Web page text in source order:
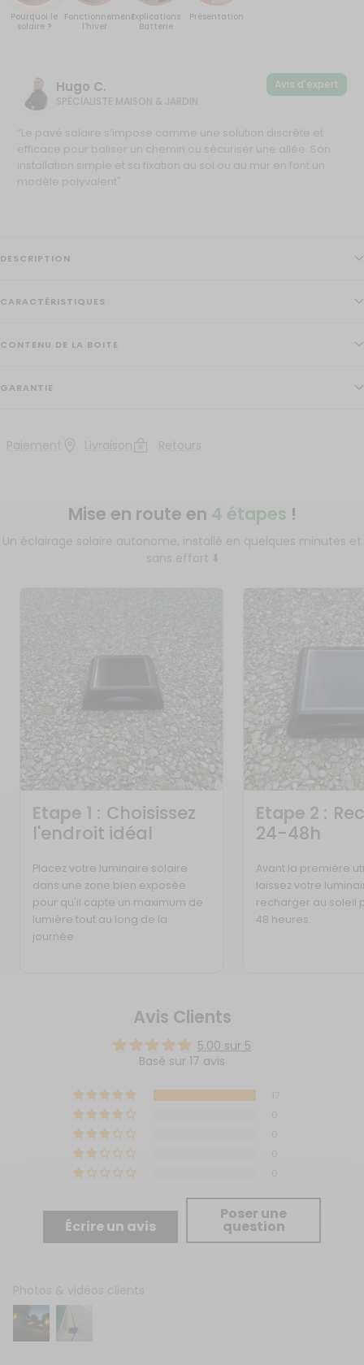
Pourquoi le
solaire ?
Fonctionnement
l'hiver
Explications
Batterie
Présentation
Hugo C.
SPÉCIALISTE MAISON & JARDIN
Avis d'expert
“Le pavé solaire s’impose comme une solution discrète et
efficace pour baliser un chemin ou sécuriser une allée. Son
installation simple et sa fixation au sol ou au mur en font un
modèle polyvalent"
DESCRIPTION
CARACTÉRISTIQUES
CONTENU DE LA BOITE
GARANTIE
Paiement Livraison Retours
Mise en route en 4 étapes !
Un éclairage solaire autonome, installé en quelques minutes et
sans effort ⬇️
Etape 1 : Choisissez
l'endroit idéal
Placez votre luminaire solaire
dans une zone bien exposée
pour qu'il capte un maximum de
lumière tout au long de la
journée.
Etape 2 :
24-48h
Avant la première
laissez votre
recharger au soleil
48 heures.
Avis Clients
5.00 sur 5
Basé sur 17 avis
Écrire un avis
Poser une
question